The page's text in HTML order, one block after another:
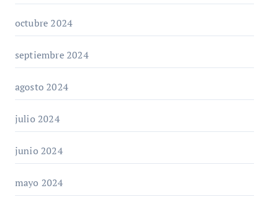
octubre 2024
septiembre 2024
agosto 2024
julio 2024
junio 2024
mayo 2024